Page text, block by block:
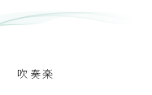
吹奏楽